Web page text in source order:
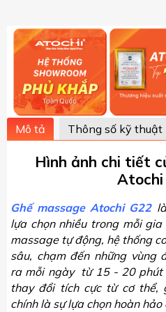
Mô tả Thông số kỹ thuật
Hình ảnh chi tiết
Atochi
Ghế massage Atochi G22là
lựa chọn nhiều trong mỗi
massage tự động, hệ thống
sâu, chạm đến những vùng
ra mỗi ngày từ 15 - 20 phút
thay đổi tích cực từ cơ thể,
chính là sự lựa chọn hoàn